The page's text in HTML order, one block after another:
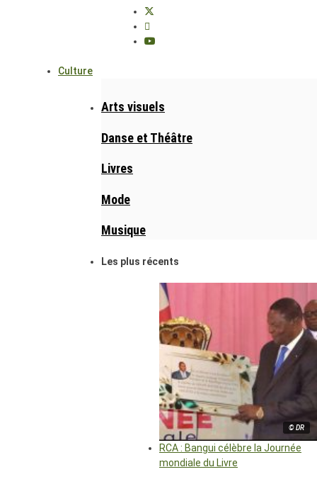
Culture
Arts visuels
Danse et Théâtre
Livres
Mode
Musique
Les plus récents
© DR
RCA : Bangui célèbre la Journée
mondiale du Livre